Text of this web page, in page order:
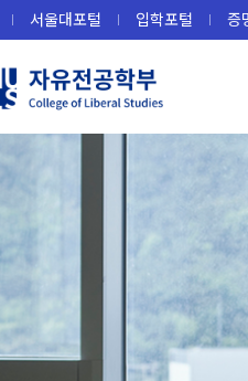
서울대포털 입학포털 증